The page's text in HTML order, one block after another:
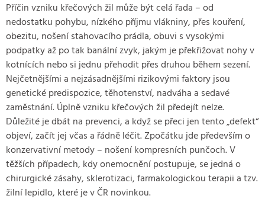
Příčin vzniku křečových žil může být celá řada – od
nedostatku pohybu, nízkého příjmu vlákniny, přes kouření,
obezitu, nošení stahovacího prádla, obuvi s vysokými
podpatky až po tak banální zvyk, jakým je překřižovat nohy v
kotnících nebo si jednu přehodit přes druhou během sezení.
Nejčetnějšími a nejzásadnějšími rizikovými faktory jsou
genetické predispozice, těhotenství, nadváha a sedavé
zaměstnání. Úplně vzniku křečových žil předejít nelze.
Důležité je dbát na prevenci, a když se přeci jen tento „defekt“
objeví, začít jej včas a řádně léčit. Zpočátku jde především o
konzervativní metody – nošení kompresních punčoch. V
těžších případech, kdy onemocnění postupuje, se jedná o
chirurgické zásahy, sklerotizaci, farmakologickou terapii a tzv.
žilní lepidlo, které je v ČR novinkou.